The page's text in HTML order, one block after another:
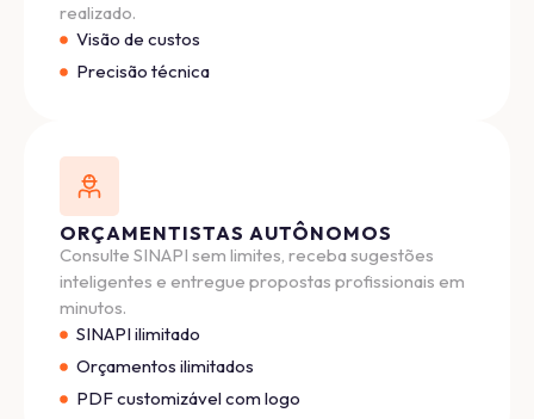
realizado.
Visão de custos
Precisão técnica
ORÇAMENTISTAS AUTÔNOMOS
Consulte SINAPI sem limites, receba sugestões
inteligentes e entregue propostas profissionais em
minutos.
SINAPI ilimitado
Orçamentos ilimitados
PDF customizável com logo